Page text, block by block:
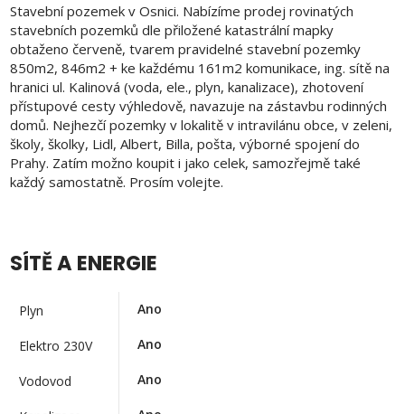
Stavební pozemek v Osnici. Nabízíme prodej rovinatých
stavebních pozemků dle přiložené katastrální mapky
obtaženo červeně, tvarem pravidelné stavební pozemky
850m2, 846m2 + ke každému 161m2 komunikace, ing. sítě na
hranici ul. Kalinová (voda, ele., plyn, kanalizace), zhotovení
přístupové cesty výhledově, navazuje na zástavbu rodinných
domů. Nejhezčí pozemky v lokalitě v intravilánu obce, v zeleni,
školy, školky, Lidl, Albert, Billa, pošta, výborné spojení do
Prahy. Zatím možno koupit i jako celek, samozřejmě také
každý samostatně. Prosím volejte.
SÍTĚ A ENERGIE
Plyn Ano
Elektro 230V Ano
Vodovod Ano